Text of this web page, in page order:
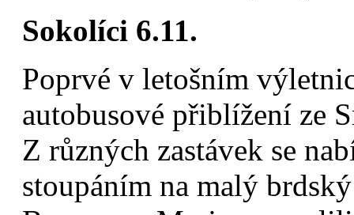
Sokolíci 6.11.
Poprvé v letošním
autobusové přiblížení ze
Z různých zastávek se
stoupáním na malý